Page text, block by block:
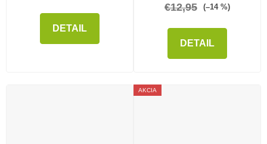
DETAIL
€12,95 (–14 %)
DETAIL
AKCIA